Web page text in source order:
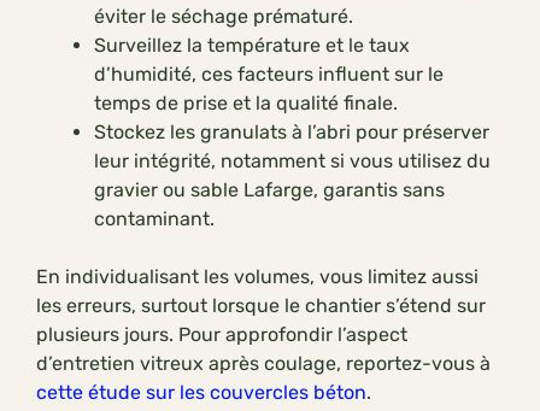
éviter le séchage prématuré.
Surveillez la température et le taux
d’humidité, ces facteurs influent sur le
temps de prise et la qualité finale.
Stockez les granulats à l’abri pour préserver
leur intégrité, notamment si vous utilisez du
gravier ou sable Lafarge, garantis sans
contaminant.
En individualisant les volumes, vous limitez aussi
les erreurs, surtout lorsque le chantier s’étend sur
plusieurs jours. Pour approfondir l’aspect
d’entretien vitreux après coulage, reportez-vous à
cette étude sur les couvercles béton.